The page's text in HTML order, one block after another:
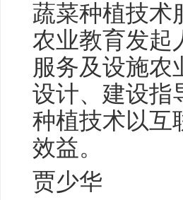
蔬菜种植技术
农业教育发起
服务及设施农
设计、建设指
种植技术以互
效益。
贾少华